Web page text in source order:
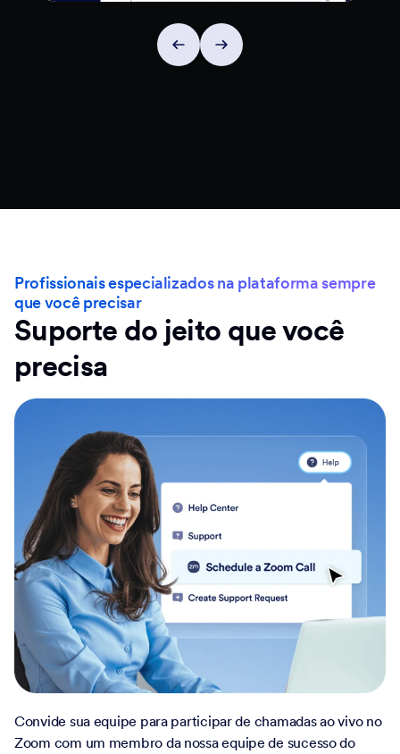
Profissionais especializados na plataforma sempre
que você precisar
Suporte do jeito que você
precisa
Convide sua equipe para participar de chamadas ao vivo no
Zoom com um membro da nossa equipe de sucesso do